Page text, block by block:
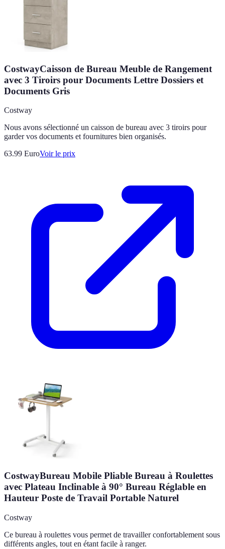
CostwayCaisson de Bureau Meuble de Rangement
avec 3 Tiroirs pour Documents Lettre Dossiers et
Documents Gris
Costway
Nous avons sélectionné un caisson de bureau avec 3 tiroirs pour
garder vos documents et fournitures bien organisés.
63.99 EuroVoir le prix
CostwayBureau Mobile Pliable Bureau à Roulettes
avec Plateau Inclinable à 90° Bureau Réglable en
Hauteur Poste de Travail Portable Naturel
Costway
Ce bureau à roulettes vous permet de travailler confortablement sous
différents angles, tout en étant facile à ranger.